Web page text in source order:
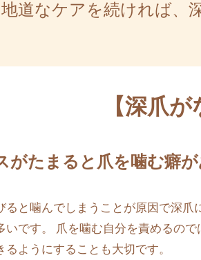
道なケアを続ければ、
【深爪
たまると爪を噛む癖が
ると噛んでしまうことが原因で深爪
いです。 爪を噛む自分を責めるので
るようにすることも大切です。